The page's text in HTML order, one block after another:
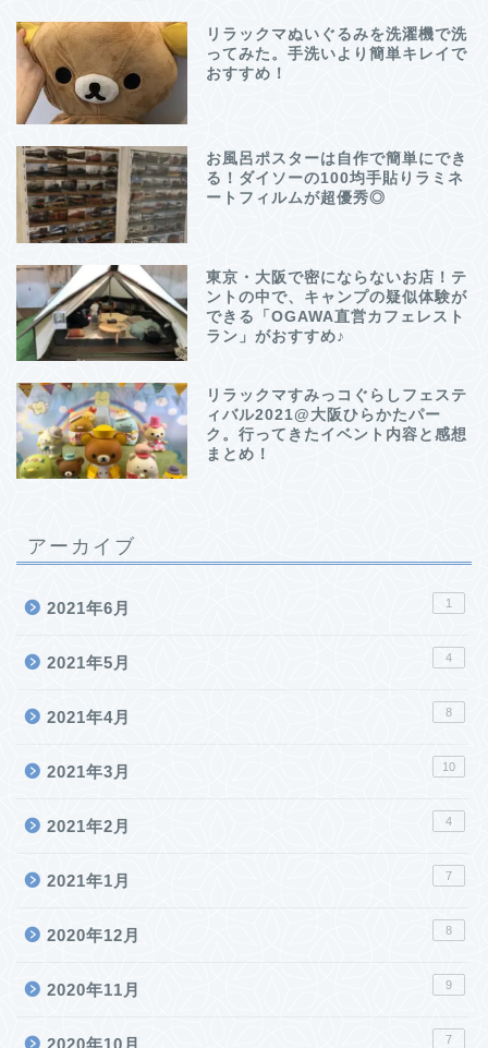
リラックマぬいぐるみを洗濯機で洗
ってみた。手洗いより簡単キレイで
おすすめ！
お風呂ポスターは自作で簡単にでき
る！ダイソーの100均手貼りラミネ
ートフィルムが超優秀◎
東京・大阪で密にならないお店！テ
ントの中で、キャンプの疑似体験が
できる「OGAWA直営カフェレスト
ラン」がおすすめ♪
リラックマすみっコぐらしフェステ
ィバル2021@大阪ひらかたパー
ク。行ってきたイベント内容と感想
まとめ！
アーカイブ
2021年6月 1
2021年5月 4
2021年4月 8
2021年3月 10
2021年2月 4
2021年1月 7
2020年12月 8
2020年11月 9
2020年10月 7